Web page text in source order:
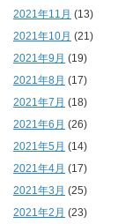
2021年11月 (13)
2021年10月 (21)
2021年9月 (19)
2021年8月 (17)
2021年7月 (18)
2021年6月 (26)
2021年5月 (14)
2021年4月 (17)
2021年3月 (25)
2021年2月 (23)